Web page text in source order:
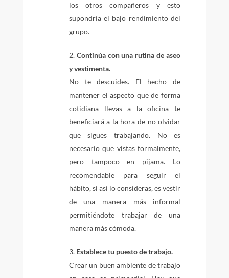
los otros compañeros y esto
supondría el bajo rendimiento del
grupo.
Continúa con una rutina de aseo
y vestimenta.
No te descuides. El hecho de
mantener el aspecto que de forma
cotidiana llevas a la oficina te
beneficiará a la hora de no olvidar
que sigues trabajando. No es
necesario que vistas formalmente,
pero tampoco en pijama. Lo
recomendable para seguir el
hábito, si así lo consideras, es vestir
de una manera más informal
permitiéndote trabajar de una
manera más cómoda.
Establece tu puesto de trabajo.
Crear un buen ambiente de trabajo